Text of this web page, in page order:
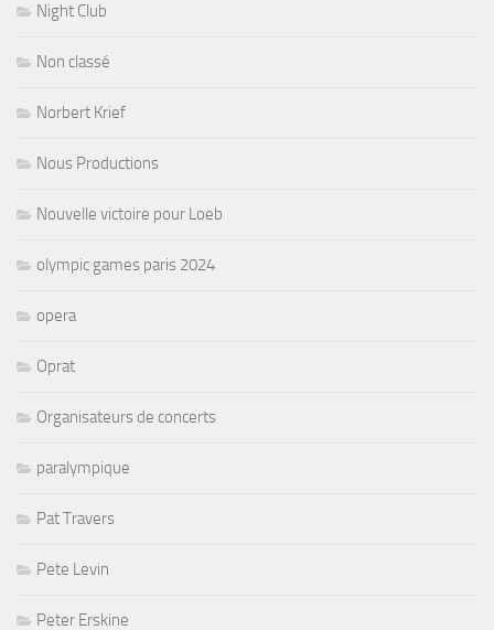
Night Club
Non classé
Norbert Krief
Nous Productions
Nouvelle victoire pour Loeb
olympic games paris 2024
opera
Oprat
Organisateurs de concerts
paralympique
Pat Travers
Pete Levin
Peter Erskine